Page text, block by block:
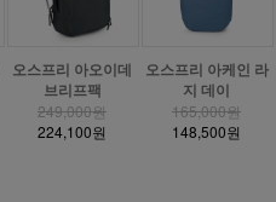
오스프리 아오이데
브리프팩
249,000원
224,100원
오스프리 아케인 라
지 데이
165,000원
148,500원